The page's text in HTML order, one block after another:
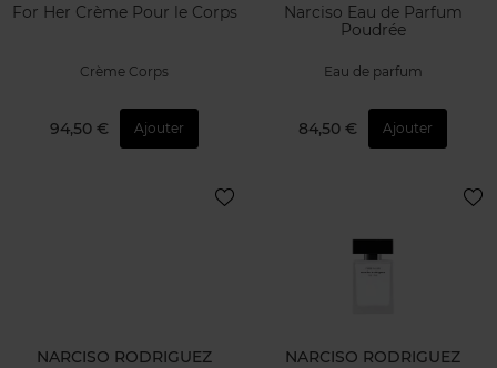
For Her Crème Pour le Corps
Crème Corps
94,50 € Ajouter
Narciso Eau de Parfum
Poudrée
Eau de parfum
84,50 € Ajouter
NARCISO RODRIGUEZ NARCISO RODRIGUEZ